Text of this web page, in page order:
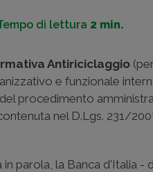
di lettura 2 min.
Antiriciclaggio
e funzionale
procedimento
nel D.Lgs. 231/
in parola, la Banca d'Italia